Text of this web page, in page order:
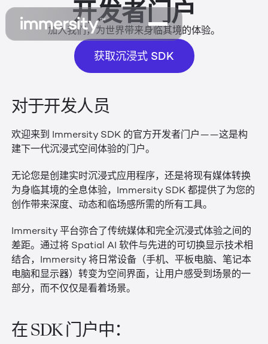
开发者门户
加入我们，为世界带来身临其境的体验。
获取沉浸式 SDK
获取沉浸式 SDK
对于开发人员
欢迎来到 Immersity SDK 的官方开发者门户——这是构
建下一代沉浸式空间体验的门户。
无论您是创建实时沉浸式应用程序，还是将现有媒体转换
为身临其境的全息体验，Immersity SDK 都提供了为您的
创作带来深度、动态和临场感所需的所有工具。
Immersity 平台弥合了传统媒体和完全沉浸式体验之间的
差距。通过将 Spatial AI 软件与先进的可切换显示技术相
结合，Immersity 将日常设备（手机、平板电脑、笔记本
电脑和显示器）转变为空间界面，让用户感受到场景的一
部分，而不仅仅是看着场景。
在 SDK 门户中：